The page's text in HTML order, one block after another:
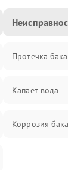
Протечка бака
Капает вода
Коррозия бака